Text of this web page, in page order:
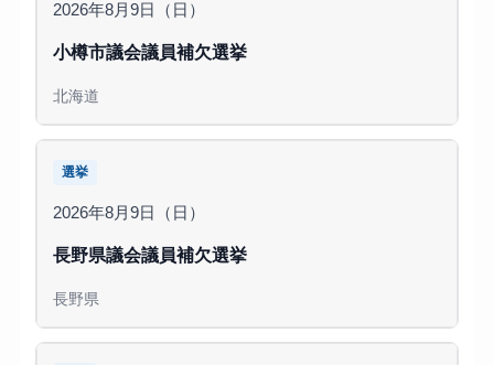
2026年8月9日（日）
小樽市議会議員補欠選挙
北海道
選挙
2026年8月9日（日）
長野県議会議員補欠選挙
長野県